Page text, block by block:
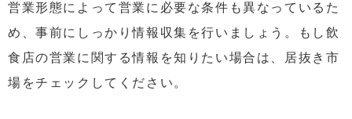
営業形態によって営業に必要な条件も異なっているた
め、事前にしっかり情報収集を行いましょう。もし飲
食店の営業に関する情報を知りたい場合は、居抜き市
場をチェックしてください。